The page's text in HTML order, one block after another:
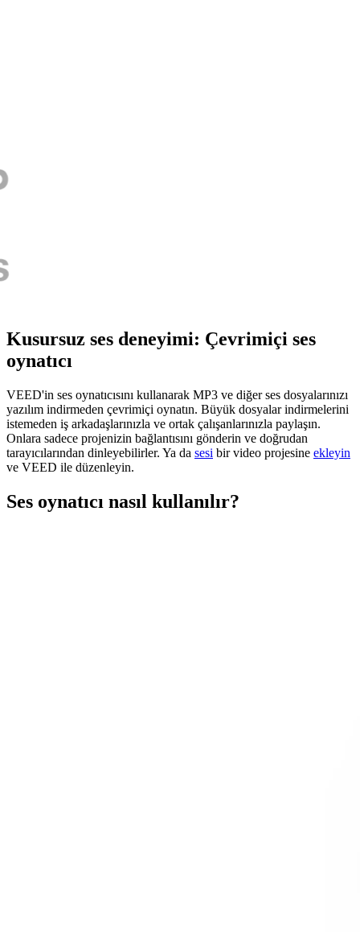
Kusursuz ses deneyimi: Çevrimiçi ses
oynatıcı
VEED'in ses oynatıcısını kullanarak MP3 ve diğer ses dosyalarınızı
yazılım indirmeden çevrimiçi oynatın. Büyük dosyalar indirmelerini
istemeden iş arkadaşlarınızla ve ortak çalışanlarınızla paylaşın.
Onlara sadece projenizin bağlantısını gönderin ve doğrudan
tarayıcılarından dinleyebilirler. Ya da sesi bir video projesine ekleyin
ve VEED ile düzenleyin.
Ses oynatıcı nasıl kullanılır?